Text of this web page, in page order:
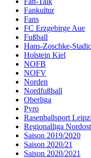
Fankultur
Fans
FC Erzgebirge Aue
Fußball
Hans-Zoschke-
Holstein Kiel
NOFB
NOFV
Norden
Nordfußball
Oberliga
Pyro
Rasenballsport
Regionalliga Nordost
Saison 2019/2020
Saison 2020/21
Saison 2020/2021